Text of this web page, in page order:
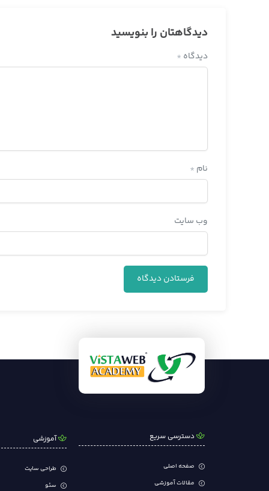
دیدگاهتان را بنویسید
دیدگاه *
نام *
وب‌ سایت
دسترسی سریع
صفحه اصلی
مقالات آموزشی
آموزشی
طراحی سایت
سئو